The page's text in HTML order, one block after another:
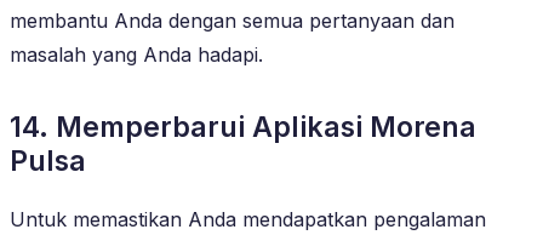
membantu Anda dengan semua pertanyaan dan
masalah yang Anda hadapi.
14. Memperbarui Aplikasi Morena
Pulsa
Untuk memastikan Anda mendapatkan pengalaman